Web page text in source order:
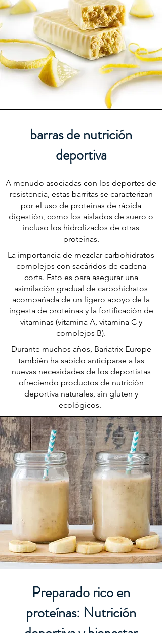
barras de nutrición
deportiva
A menudo asociadas con los deportes de
resistencia, estas barritas se caracterizan
por el uso de proteínas de rápida
digestión, como los aislados de suero o
incluso los hidrolizados de otras
proteínas.
La importancia de mezclar carbohidratos
complejos con sacáridos de cadena
corta. Esto es para asegurar una
asimilación gradual de carbohidratos
acompañada de un ligero apoyo de la
ingesta de proteínas y la fortificación de
vitaminas (vitamina A, vitamina C y
complejos B).
Durante muchos años, Bariatrix Europe
también ha sabido anticiparse a las
nuevas necesidades de los deportistas
ofreciendo productos de nutrición
deportiva naturales, sin gluten y
ecológicos.
Preparado rico en
proteínas: Nutrición